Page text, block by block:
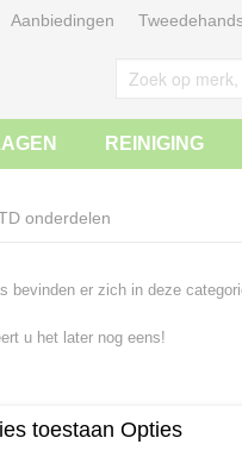
Aanbiedingen
REINIGING
onderdelen
bevinden er zich in deze
u het later nog eens!
toestaan Opties